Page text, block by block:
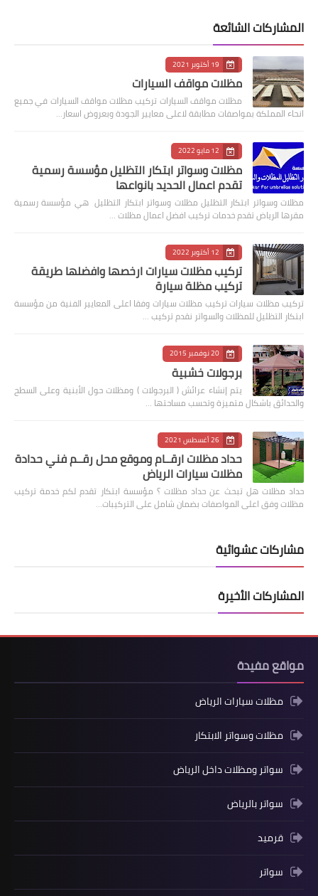
المشاركات الشائعة
19 أكتوبر 2021
مظلات مواقف السيارات
مظلات مواقف السيارات تركيب مظلات مواقف السيارات في جميع
انحاء المملكة بمواصفات مطابقة لاعلى معايير الجودة وبعروض اسعار…
12 مايو 2022
مظلات وسواتر ابتكار التظليل مؤسسة رسمية
تقدم اعمال الحديد بانواعها
مظلات وسواتر ابتكار التظليل مظلات وسواتر ابتكار التظليل هي مؤسسة رسمية
مقرها الرياض تقدم خدمات تركيب افضل اعمال مظلات …
12 أكتوبر 2022
تركيب مظلات سيارات ارخصها وافضلها طريقة
تركيب مظلة سيارة
‏تركيب مظلات سيارات تركيب مظلات سيارات وفقا اعلى المعايير الفنية من مؤسسة
ابتكار التظليل للمظلات والسواتر نقدم تركيب …
20 نوفمبر 2015
برجولات خشبية
يتم إنشاء عرائش ( البرجولات ) ومظلات حول الأبنية وعلى السطح
والحدائق باشكال متميزة وتحسب مساحتها …
26 أغسطس 2021
حداد مظلات ارقــام وموقع محل رقــم فني حدادة
مظلات سيارات الرياض
حداد مظلات هل تبحث عن حداد مظلات ؟ مؤسسة ابتكار تقدم لكم خدمة تركيب
مظلات وفق اعلى المواصفات بضمان شامل على التركيبات…
مشاركات عشوائية
المشاركات الأخيرة
مواقع مفيدة
مظلات سيارات الرياض
مظلات وسواتر الابتكار
سواتر ومظلات داخل الرياض
سواتر بالرياض
قرميد
سواتر